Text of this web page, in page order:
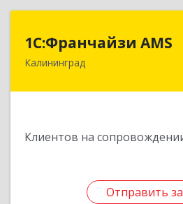
1С:Франчайзи AMS
Калининград
Клиентов на
Отправить
238325, Калининградская
Отправить